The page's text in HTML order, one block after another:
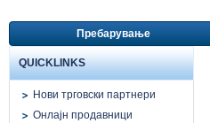
Пребарување
QUICKLINKS
Нови трговски партнери
Онлајн продавници